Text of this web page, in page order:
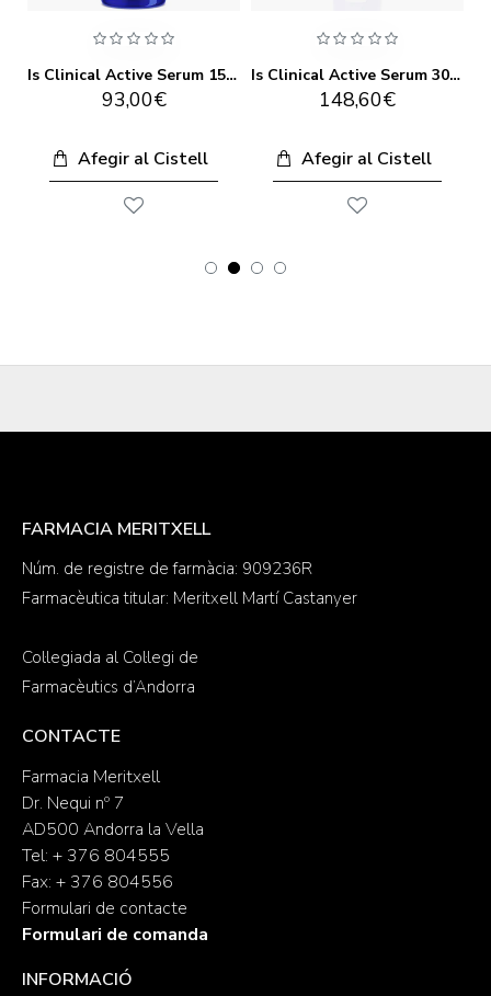
Is Clinical Active Serum 15ml
93,00€
Afegir al Cistell
Is Clinical Active Serum 30 Ml
148,60€
Afegir al Cistell
FARMACIA MERITXELL
Núm. de registre de farmàcia: 909236R
Farmacèutica titular: Meritxell Martí Castanyer
Col·legiada al Col·legi de
Farmacèutics d’Andorra
CONTACTE
Farmacia Meritxell
Dr. Nequi nº 7
AD500 Andorra la Vella
Tel: + 376 804555
Fax: + 376 804556
Formulari de contacte
Formulari de comanda
INFORMACIÓ